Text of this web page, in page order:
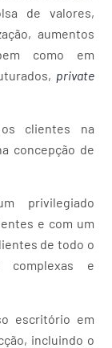
de valores,
aumentos
como em
private
clientes na
concepção de
privilegiado
e com um
de todo o
complexas e
escritório em
incluindo o